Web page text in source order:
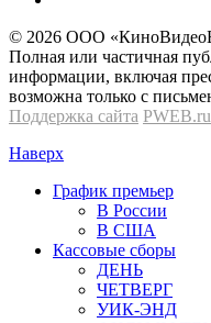
© 2026 OOО
Полная или частичная
информации, включая
возможна только с
Поддержка сайта PWEB.ru
Наверх
График премьер
В России
В США
Кассовые сборы
ДЕНЬ
ЧЕТВЕРГ
УИК-ЭНД